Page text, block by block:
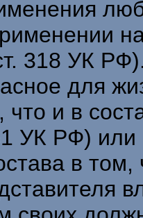
318 УК
для
и в
УК РФ)
в